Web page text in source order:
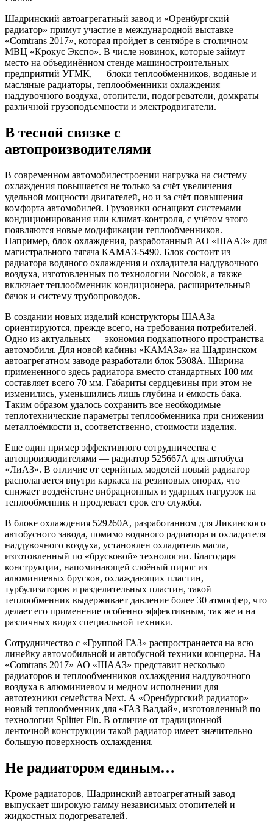
Шадринский автоагрегатный завод и «Оренбургский
радиатор» примут участие в международной выставке
«Сomtrans 2017», которая пройдет в сентябре в столичном
МВЦ «Крокус Экспо». В числе новинок, которые займут
место на объединённом стенде машиностроительных
предприятий УГМК, — блоки теплообменников, водяные и
масляные радиаторы, теплообменники охлаждения
наддувочного воздуха, отопители, подогреватели, домкраты
различной грузоподъемности и электродвигатели.
В тесной связке с
автопроизводителями
В современном автомобилестроении нагрузка на систему
охлаждения повышается не только за счёт увеличения
удельной мощности двигателей, но и за счёт повышения
комфорта автомобилей. Грузовики оснащают системами
кондиционирования или климат-контроля, с учётом этого
появляются новые модификации теплообменников.
Например, блок охлаждения, разработанный АО «ШААЗ» для
магистрального тягача КАМАЗ-5490. Блок состоит из
радиатора водяного охлаждения и охладителя наддувочного
воздуха, изготовленных по технологии Nocolok, а также
включает теплообменник кондиционера, расширительный
бачок и систему трубопроводов.
В создании новых изделий конструкторы ШААЗа
ориентируются, прежде всего, на требования потребителей.
Одно из актуальных — экономия подкапотного пространства
автомобиля. Для новой кабины «КАМАЗа» на Шадринском
автоагрегатном заводе разработали блок 5308А. Ширина
примененного здесь радиатора вместо стандартных 100 мм
составляет всего 70 мм. Габариты сердцевины при этом не
изменились, уменьшились лишь глубина и ёмкость бака.
Таким образом удалось сохранить все необходимые
теплотехнические параметры теплообменника при снижении
металлоёмкости и, соответственно, стоимости изделия.
Еще один пример эффективного сотрудничества с
автопроизводителями — радиатор 525667А для автобуса
«ЛиАЗ». В отличие от серийных моделей новый радиатор
располагается внутри каркаса на резиновых опорах, что
снижает воздействие вибрационных и ударных нагрузок на
теплообменник и продлевает срок его службы.
В блоке охлаждения 529260А, разработанном для Ликинского
автобусного завода, помимо водяного радиатора и охладителя
наддувочного воздуха, установлен охладитель масла,
изготовленный по «брусковой» технологии. Благодаря
конструкции, напоминающей слоёный пирог из
алюминиевых брусков, охлаждающих пластин,
турбулизаторов и разделительных пластин, такой
теплообменник выдерживает давление более 30 атмосфер, что
делает его применение особенно эффективным, так же и на
различных видах специальной техники.
Сотрудничество с «Группой ГАЗ» распространяется на всю
линейку автомобильной и автобусной техники концерна. На
«Comtrans 2017» АО «ШААЗ» представит несколько
радиаторов и теплообменников охлаждения наддувочного
воздуха в алюминиевом и медном исполнении для
автотехники семейства Next. А «Оренбургский радиатор» —
новый теплообменник для «ГАЗ Валдай», изготовленный по
технологии Splitter Fin. В отличие от традиционной
ленточной конструкции такой радиатор имеет значительно
большую поверхность охлаждения.
Не радиатором единым…
Кроме радиаторов, Шадринский автоагрегатный завод
выпускает широкую гамму независимых отопителей и
жидкостных подогревателей.